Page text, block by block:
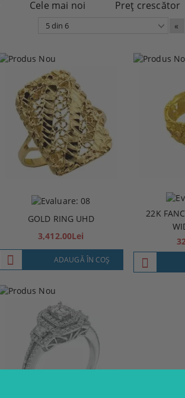
Cele mai noi Preţ crescător
«
GOLD RING UHD
3,412.00Lei
ADAUGĂ ÎN COŞ
22K